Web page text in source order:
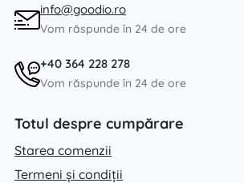
info@goodio.ro
Vom răspunde în 24 de ore
+40 364 228 278
Vom răspunde în 24 de ore
Totul despre cumpărare
Starea comenzii
Termeni și condiții